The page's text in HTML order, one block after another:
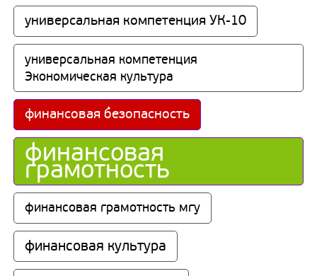
универсальная компетенция УК-10
универсальная компетенция
Экономическая культура
финансовая безопасность
финансовая
грамотность
финансовая грамотность мгу
финансовая культура